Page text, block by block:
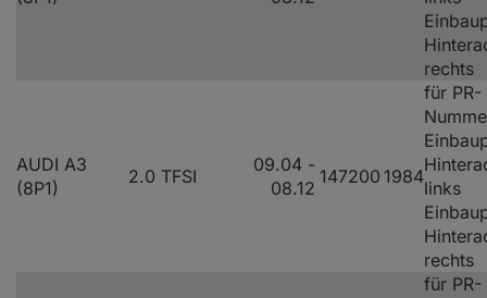
rechts
AUDI A3
(8P1)
2.0 TFSI
09.04 -
08.12
147200 1984
für PR-
links
rechts
für PR-